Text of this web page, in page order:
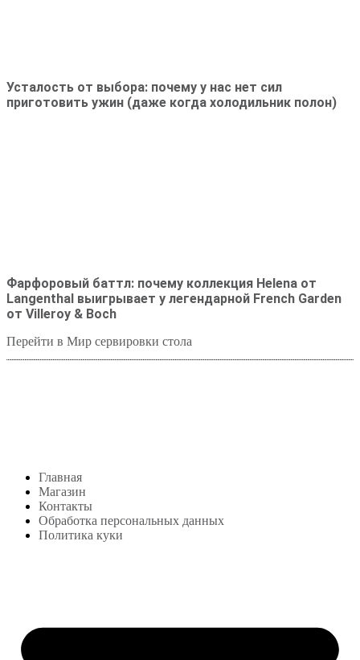
Усталость от выбора: почему у нас нет сил
приготовить ужин (даже когда холодильник полон)
Фарфоровый баттл: почему коллекция Helena от
Langenthal выигрывает у легендарной French Garden
от Villeroy & Boch
Перейти в Мир сервировки стола
Главная
Магазин
Контакты
Обработка персональных данных
Политика куки